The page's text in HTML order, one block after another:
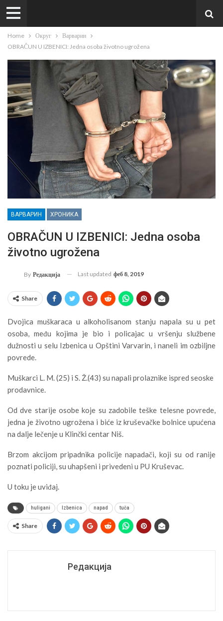
Home Округ
Варварин
OBRAČUN U IZBENICI: Jedna osoba životno ugrožena
ВАРВАРИН ХРОНИКА
OBRAČUN U IZBENICI: Jedna osoba
životno ugrožena
By Редакција Last updated феб 8, 2019
Share
Dvojica muškaraca u alkoholisanom stanju napala su u pet
osoba, među kojima je bio i policajac u vršenju službene
dužnosti u selu Izbenica u Opštini Varvarin, i naneli im ozbiljne
povrede.
Muškarci L. M. (25) i S. Ž.(43) su napali prolaznike ispred seoske
prodavnice.
Od dve starije osobe koje su zadobile teške telesne povrede,
jedna je životno ugrožena i biće iz kruševačke bolnice upućena
na dalje lečenje u Klinčki centar Niš.
Brzom akcijom pripadnika policije napadači, koji su od ranije
poznati policiji, su uhapšeni i privedeni u PU Kruševac.
U toku je uviđaj.
huligani Izbenica napad tuča
Share
Редакција